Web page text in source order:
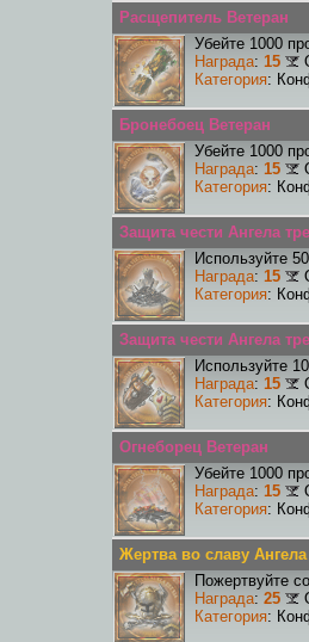
Расщепитель Ветеран
Убейте 1000
Награда: 15
Категория:
Бронебоец Ветеран
Убейте 1000
Награда: 15
Категория:
Защита чести Ангела
Используйте
Награда: 15
Категория:
Защита чести Ангела
Используйте
Награда: 15
Категория:
Огнеборец Ветеран
Убейте 1000
Награда: 15
Категория:
Жертва во славу
Пожертвуйте
Награда: 25
Категория: